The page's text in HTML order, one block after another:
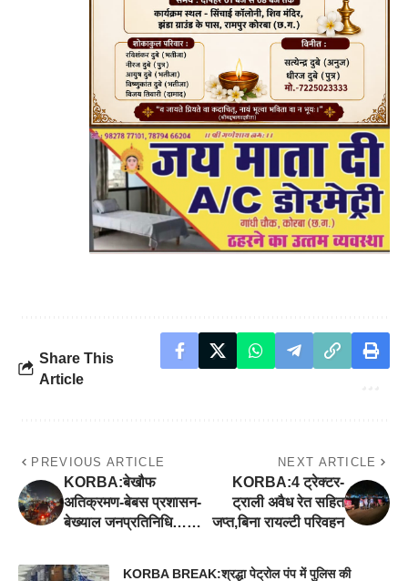
Share This
Article
PREVIOUS ARTICLE
KORBA:बेखौफ
अतिक्रमण-बेबस प्रशासन-
बेख्याल जनप्रतिनिधि……
NEXT ARTICLE
KORBA:4 ट्रेक्टर-
ट्राली अवैध रेत सहित
जप्त,बिना रायल्टी परिवहन
KORBA BREAK:श्रद्धा पेट्रोल पंप में पुलिस की